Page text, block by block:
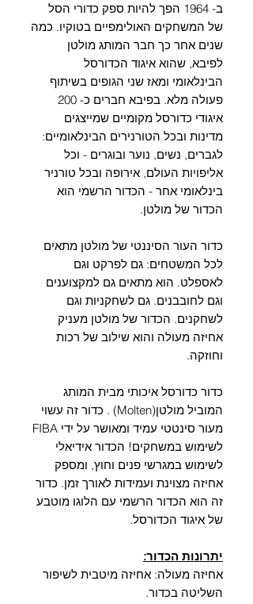
ב- 1964 הפך להיות ספק כדורי הסל
של המשחקים האולימפיים בטוקיו. כמה
שנים אחר כך חבר המותג מולטן
לפיבא, שהוא איגוד הכדורסל
הבינלאומי ומאז שני הגופים בשיתוף
פעולה מלא. בפיבא חברים כ- 200
איגודי כדורסל מקומיים שמייצגים
מדינות ובכל הטורנירים הבינלאומיים:
לגברים, נשים, נוער ובוגרים - וכל
אליפויות העולם, אירופה ובכל טורניר
בינלאומי אחר - הכדור הרשמי הוא
הכדור של מולטן.
כדור העור הסיננטי של מולטן מתאים
לכל המשטחים: גם לפרקט וגם
לאספלט. הוא מתאים גם למקצוענים
וגם לחובבנים. גם לשחקניות וגם
לשחקנים. הכדור של מולטן מעניק
אחיזה מעולה והוא שילוב של רכות
וחוזקה.
כדור כדורסל איכותי מבית המותג
המוביל מולטן(Molten) . כדור זה עשוי
מעור סינטטי עמיד ומאושר על ידי FIBA
לשימוש במשחקים! הכדור אידיאלי
לשימוש במגרשי פנים וחוץ, ומספק
אחיזה מצוינת ועמידות לאורך זמן. כדור
זה הוא הכדור הרשמי עם הלוגו מוטבע
של איגוד הכדורסל.
יתרונות הכדור:
אחיזה מעולה: אחיזה מיטבית לשיפור
השליטה בכדור.